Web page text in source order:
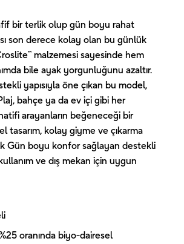
bir terlik olup gün boyu rahat
son derece kolay olan bu günlük
malzemesi sayesinde hem
bile ayak yorgunluğunu azaltır.
yapısıyla öne çıkan bu model,
bahçe ya da ev içi gibi her
arayanların beğeneceği bir
tasarım, kolay giyme ve çıkarma
Gün boyu konfor sağlayan destekli
ve dış mekan için uygun
oranında biyo-dairesel